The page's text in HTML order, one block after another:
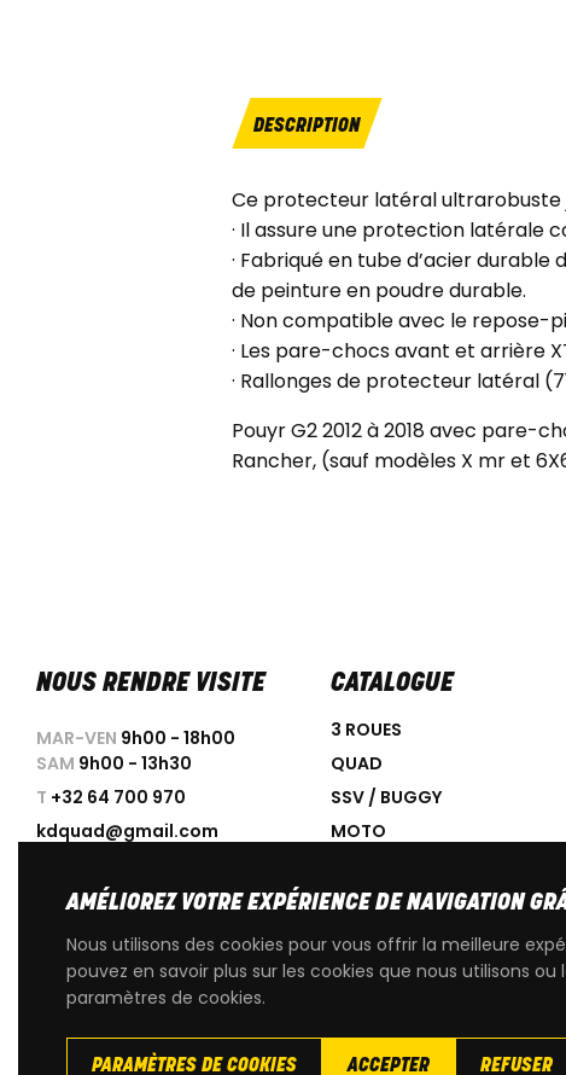
DESCRIPTION
Ce protecteur latéral ultrarobuste
· Il assure une protection latérale
· Fabriqué en tube d’acier
de peinture en poudre durable.
· Non compatible avec le repose-
· Les pare-chocs avant et arrière
· Rallonges de protecteur latéral
Pouyr G2 2012 à 2018 avec pare-
Rancher, (sauf modèles X mr et
NOUS RENDRE VISITE
MAR-VEN 9h00 - 18h00
SAM 9h00 - 13h30
T +32 64 700 970
kdquad@gmail.com
CATALOGUE
3 ROUES
QUAD
SSV / BUGGY
MOTO
ACCESSOIRES
PROMOTIONS
OCCASIONS
AMÉLIOREZ VOTRE EXPÉRIENCE DE NAVIGATION
Nous utilisons des cookies pour vous offrir la meilleure
pouvez en savoir plus sur les cookies que nous utilisons ou
paramètres de cookies.
PARAMÈTRES DE COOKIES ACCEPTER REFUSER